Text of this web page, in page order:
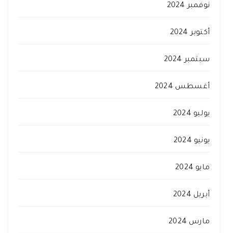
نوفمبر 2024
أكتوبر 2024
سبتمبر 2024
أغسطس 2024
يوليو 2024
يونيو 2024
مايو 2024
أبريل 2024
مارس 2024